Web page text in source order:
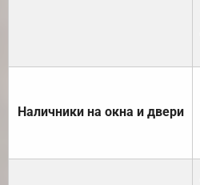
Наличники на окна и двери